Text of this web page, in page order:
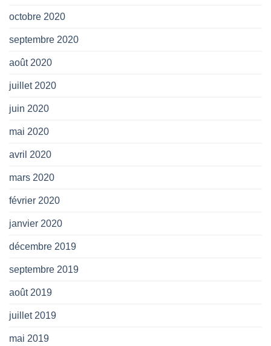
octobre 2020
septembre 2020
août 2020
juillet 2020
juin 2020
mai 2020
avril 2020
mars 2020
février 2020
janvier 2020
décembre 2019
septembre 2019
août 2019
juillet 2019
mai 2019